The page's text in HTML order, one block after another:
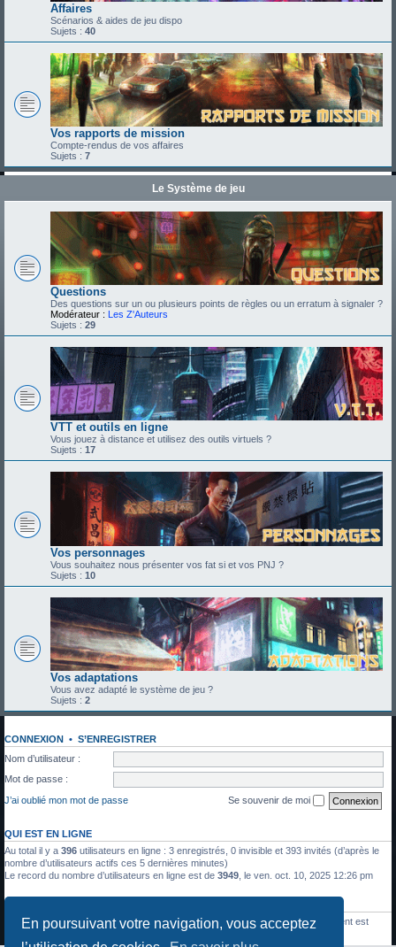
En poursuivant votre navigation, vous acceptez
Affaires
Scénarios & aides de jeu dispo
Sujets : 40
Vos rapports de mission
Compte-rendus de vos affaires
Sujets : 7
Le Système de jeu
Questions
Des questions sur un ou plusieurs points de règles ou un erratum à signaler ?
Modérateur : Les Z'Auteurs
Sujets : 29
VTT et outils en ligne
Vous jouez à distance et utilisez des outils virtuels ?
Sujets : 17
Vos personnages
Vous souhaitez nous présenter vos fat si et vos PNJ ?
Sujets : 10
Vos adaptations
Vous avez adapté le système de jeu ?
Sujets : 2
CONNEXION • S’ENREGISTRER
Nom d’utilisateur :
Mot de passe :
J’ai oublié mon mot de passe
Se souvenir de moi
QUI EST EN LIGNE
Au total il y a 396 utilisateurs en ligne : 3 enregistrés, 0 invisible et 393 invités (d’après le
nombre d’utilisateurs actifs ces 5 dernières minutes)
Le record du nombre d’utilisateurs en ligne est de 3949 , le ven. oct. 10, 2025 12:26 pm
1336messages • 428sujets •27membres • Le membre enregistré le plus récent est
Julien Moreau